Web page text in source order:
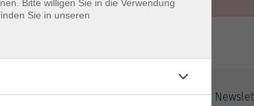
Impressum Datenschutzerklärung AGB
Bitte willigen Sie in die Verwendung
Sie in unseren